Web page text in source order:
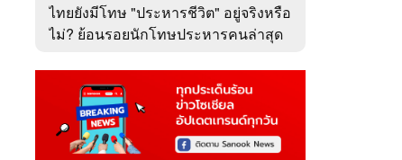
ไทยยังมีโทษ "ประหารชีวิต" อยู่จริงหรือ
ไม่? ย้อนรอยนักโทษประหารคนล่าสุด